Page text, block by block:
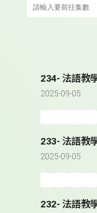
234- 法語教
2025-09-05
233- 法語教
2025-09-05
232- 法語教